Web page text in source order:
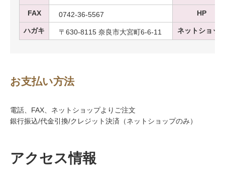
FAX 0742-36-5567 HP
ハガキ 〒630-8115 奈良市大宮町6-6-11 ネットショッ
お支払い方法
電話、FAX、ネットショップよりご注文
銀行振込/代金引換/クレジット決済（ネットショップのみ）
アクセス情報